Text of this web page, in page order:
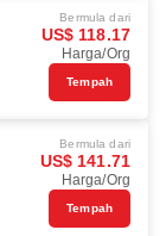
Bermula dari
US$ 118.17
Harga/Org
Tempah
Bermula dari
US$ 141.71
Harga/Org
Tempah